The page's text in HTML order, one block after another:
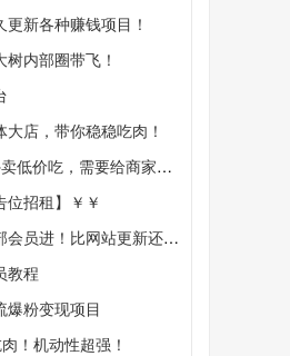
新各种赚钱项目！
内部圈带飞！
店，带你稳稳吃肉！
价吃，需要给商家好评
位招租】￥￥
员进！比网站更新还精彩！
教程
爆粉变现项目
！机动性超强！